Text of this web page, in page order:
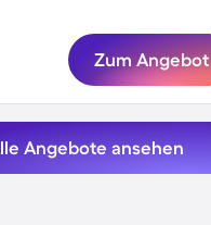
Zum Angebot
Angebote ansehen